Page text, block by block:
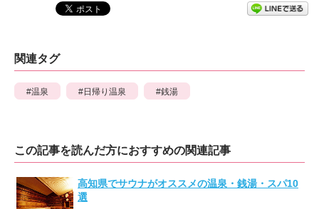
関連タグ
温泉 日帰り温泉 銭湯
この記事を読んだ方におすすめの関連記事
高知県でサウナがオススメの温泉・銭湯・スパ10
選